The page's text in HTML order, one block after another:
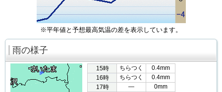
※平年値と予想最高気温の差を表示しています。
雨の様子
15時 ちらつく
0.4mm
16時
ちらつく
0.4mm
17時
―
0mm